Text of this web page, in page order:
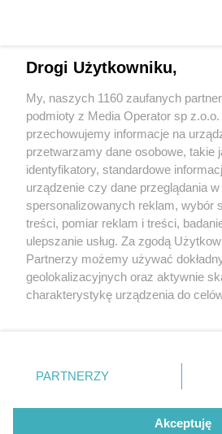
24 / 0
Wydawca mediów lokalnych
Nie zapomnij
zapoznać się z:
polityką prywatności
Twojemiasto
Piekary Śląskie
Chorzów
Tarnowskie Góry
Gliwice
Drogi Użytkowniku,
My, naszych 1160 zaufanych
podmioty z Media Operator sp
przechowujemy informacje na
przetwarzamy dane osobowe, takie
identyfikatory, standardowe
urządzenie czy dane przeglądania
spersonalizowanych reklam, wybór
treści, pomiar reklam i treści,
ulepszanie usług. Za zgodą
Partnerzy możemy używać
geolokalizacyjnych oraz aktywnie
charakterystykę urządzenia do
zmienić/wycofać klikając przycisk
znajdujący się w lewym dolnym
rodzaje przetwarzania danych nie
użytkownika, ale masz prawo
PARTNERZY
Akceptuję